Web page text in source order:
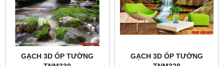
GẠCH 3D ỐP TƯỜNG
GẠCH 3D ỐP TƯỜNG